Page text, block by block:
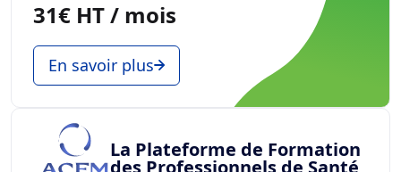
31€ HT / mois
En savoir plus
La Plateforme de Formation
des Professionnels de Santé